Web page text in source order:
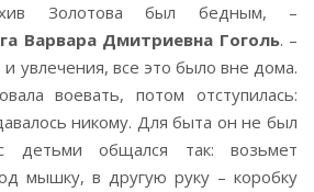
Золотова был бедным, –
Варвара Дмитриевна Гоголь. –
увлечения, все это было вне дома.
воевать, потом отступилась:
никому. Для быта он не был
детьми общался так: возьмет
мышку, в другую руку – коробку